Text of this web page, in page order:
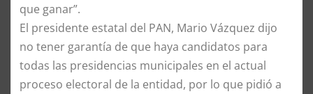
que ganar”.
El presidente estatal del PAN, Mario Vázquez dijo
no tener garantía de que haya candidatos para
todas las presidencias municipales en el actual
proceso electoral de la entidad, por lo que pidió a